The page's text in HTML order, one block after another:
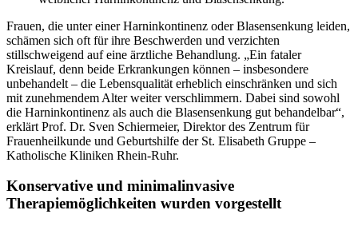
Frauen, die unter einer Harninkontinenz oder Blasensenkung leiden,
schämen sich oft für ihre Beschwerden und verzichten
stillschweigend auf eine ärztliche Behandlung. „Ein fataler
Kreislauf, denn beide Erkrankungen können – insbesondere
unbehandelt – die Lebensqualität erheblich einschränken und sich
mit zunehmendem Alter weiter verschlimmern. Dabei sind sowohl
die Harninkontinenz als auch die Blasensenkung gut behandelbar“,
erklärt Prof. Dr. Sven Schiermeier, Direktor des Zentrum für
Frauenheilkunde und Geburtshilfe der St. Elisabeth Gruppe –
Katholische Kliniken Rhein-Ruhr.
Konservative und minimalinvasive
Therapiemöglichkeiten wurden vorgestellt